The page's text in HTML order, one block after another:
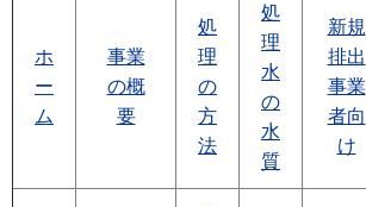
ホ
ー
ム
事業
の概
要
処
理
の
方
法
処
理
水
の
水
質
新規
排出
事業
者向
け